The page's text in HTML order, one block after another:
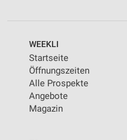
WEEKLI
Startseite
Öffnungszeiten
Alle Prospekte
Angebote
Magazin